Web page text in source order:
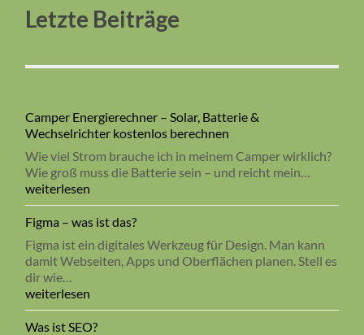
Letzte Beiträge
Camper Energierechner – Solar, Batterie &
Wechselrichter kostenlos berechnen
Wie viel Strom brauche ich in meinem Camper wirklich?
Wie groß muss die Batterie sein – und reicht mein…
Camper
Energierechner
–
Batterie
&
Wechselrichter
kostenlos
weiterlesen
Figma – was ist das?
Figma ist ein digitales Werkzeug für Design. Man kann
damit Webseiten, Apps und Oberflächen planen. Stell es
dir wie…
Figma
–
was
weiterlesen
Was ist SEO?